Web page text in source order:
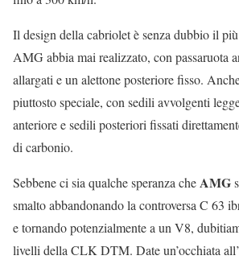
Il design della cabriolet è senza dubbio il
AMG abbia mai realizzato, con passaruota
allargati e un alettone posteriore fisso.
piuttosto speciale, con sedili avvolgenti
anteriore e sedili posteriori fissati
di carbonio.
Sebbene ci sia qualche speranza cheAMG
smalto abbandonando la controversa C 63
e tornando potenzialmente a un V8,
livelli della CLK DTM. Date un’occhiata